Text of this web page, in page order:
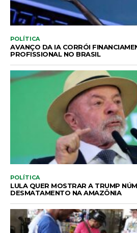
POLÍTICA
AVANÇO DA IA CORRÓI
PROFISSIONAL NO BRASIL
POLÍTICA
LULA QUER MOSTRAR A TRUMP
DESMATAMENTO NA AMAZÔNIA